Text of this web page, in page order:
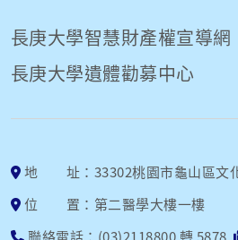
長庚大學智慧財產權宣導網
長庚大學遺體勸募中心
地 址：33302桃園市龜山區文
位 置：第二醫學大樓一樓
聯絡電話：(03)2118800 轉 5878